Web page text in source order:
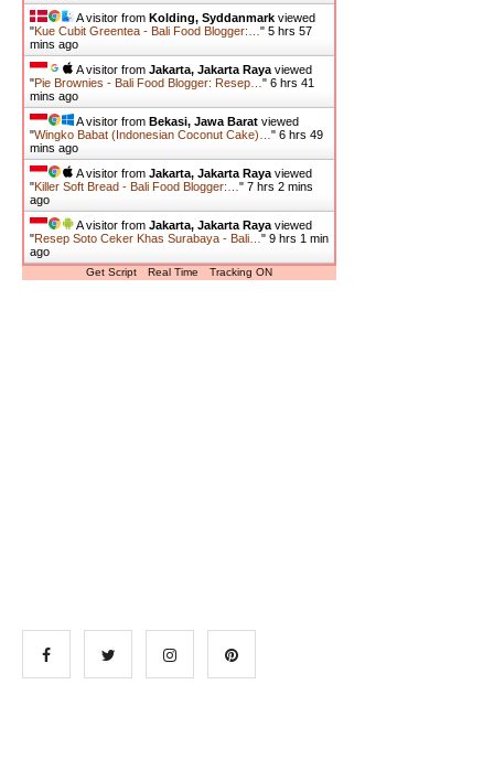
A visitor from Kolding, Syddanmark viewed
"Kue Cubit Greentea - Bali Food Blogger:… " 5 hrs 57
mins ago
A visitor from Jakarta, Jakarta Raya viewed
"Pie Brownies - Bali Food Blogger: Resep… " 6 hrs 41
mins ago
A visitor from Bekasi, Jawa Barat viewed
"Wingko Babat (Indonesian Coconut Cake)… " 6 hrs 49
mins ago
A visitor from Jakarta, Jakarta Raya viewed
"Killer Soft Bread - Bali Food Blogger:… " 7 hrs 2 mins
ago
A visitor from Jakarta, Jakarta Raya viewed
"Resep Soto Ceker Khas Surabaya - Bali… " 9 hrs 1 min
ago
Get Script Real Time Tracking ON